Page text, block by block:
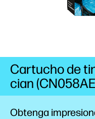
Obtenga
Cartucho de
cian